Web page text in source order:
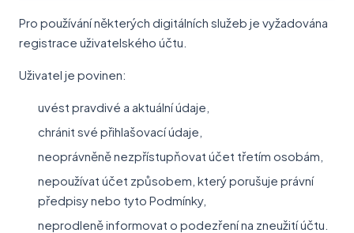
Pro používání některých digitálních služeb je vyžadována
registrace uživatelského účtu.
Uživatel je povinen:
uvést pravdivé a aktuální údaje,
chránit své přihlašovací údaje,
neoprávněně nezpřístupňovat účet třetím osobám,
nepoužívat účet způsobem, který porušuje právní
předpisy nebo tyto Podmínky,
neprodleně informovat o podezření na zneužití účtu.